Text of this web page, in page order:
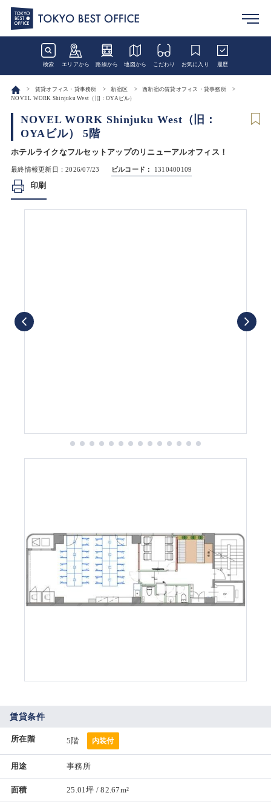
検索 エリアから 路線から 地図から こだわり お気に入り 履歴
賃貸オフィス・貸事務所 新宿区
西新宿の賃貸オフィス・貸事務所
NOVEL WORK Shinjuku West（旧：OYAビル）
NOVEL WORK Shinjuku West（旧：
OYAビル） 5階
ホテルライクなフルセットアップのリニューアルオフィス！
最終情報更新日：2026/07/23 ビルコード： 1310400109
印刷
賃貸条件
所在階 5階 内装付
用途 事務所
面積 25.01坪 / 82.67m²